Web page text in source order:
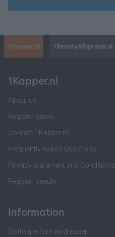
1Kapper.nl 1BeautyAfspraak.nl
1Kapper.nl
About us
Register salon
Contact 1Kapper.nl
Frequently Asked Questions
Privacy statement and Conditions
Register beauty
Information
Software for Hairdresser